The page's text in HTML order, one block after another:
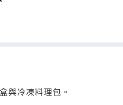
與冷凍料理包。